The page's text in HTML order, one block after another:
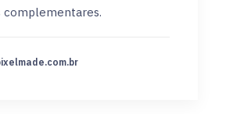
complementares.